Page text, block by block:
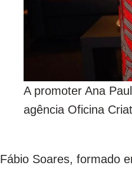
A promoter Ana
agência Oficina
Fábio Soares, formado